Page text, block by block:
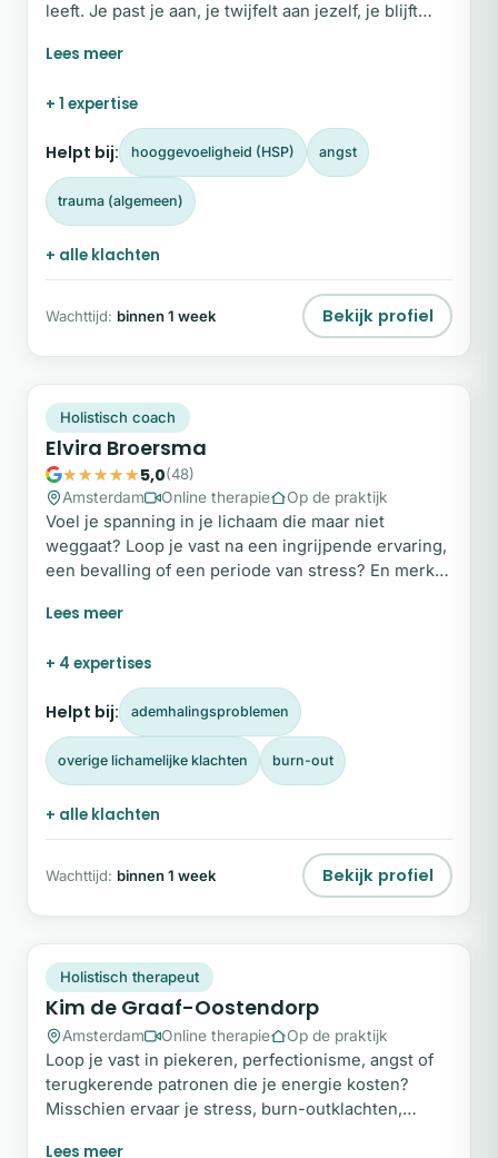
leeft. Je past je aan, je twijfelt aan jezelf, je blijft
dezelfde patronen aan. Ik ben Natascha. Jarenlang
belangrijker was dan leven, en ik heb mezelf
daaruit teruggevochten. Juist daardoor weet ik dat
echte verandering mogelijk is.
+ 1 expertise
Helpt bij: hooggevoeligheid (HSP) angst
trauma (algemeen)
+ alle klachten
Wachttijd: binnen 1 week Bekijk profiel
Snel beschikbaar
Holistisch coach
Elvira Broersma
5,0(48)
Amsterdam
Online therapie Op de praktijk
Voel je spanning in je lichaam die maar niet
weggaat? Loop je vast na een ingrijpende ervaring,
een bevalling of een periode van stress? En merk
te komen? Ik ben holistisch coach, craniosacraal
emoties en je energie om te ontdekken waar
spanning vastgehouden wordt.
+ 4 expertises
Helpt bij: ademhalingsproblemen
overige lichamelijke klachten burn-out
+ alle klachten
Wachttijd: binnen 1 week Bekijk profiel
Plek beschikbaar
Holistisch therapeut
Kim de Graaf-Oostendorp
Amsterdam Online therapie Op de praktijk
Loop je vast in piekeren, perfectionisme, angst of
terugkerende patronen die je energie kosten?
Misschien ervaar je stress, burn-outklachten,